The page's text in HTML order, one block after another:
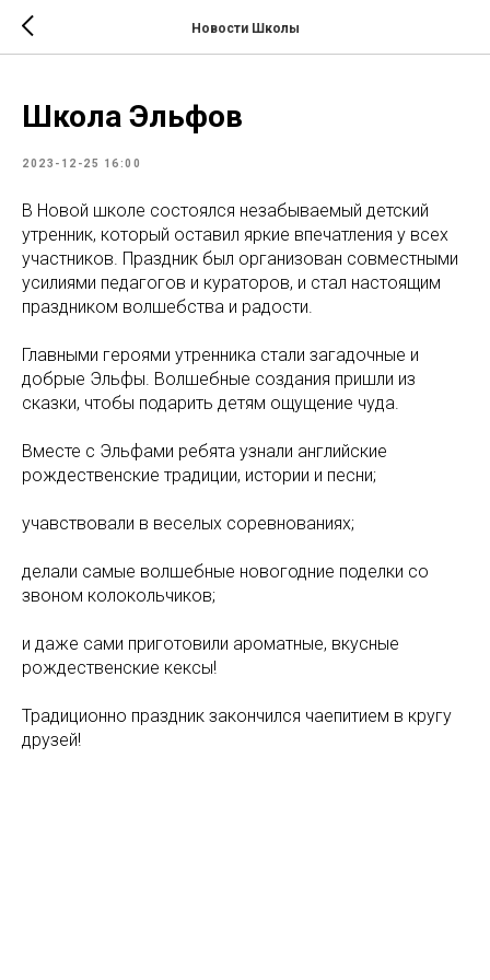
Новости Школы
Школа Эльфов
2023-12-25 16:00
В Новой школе состоялся незабываемый детский
утренник, который оставил яркие впечатления у всех
участников. Праздник был организован совместными
усилиями педагогов и кураторов, и стал настоящим
праздником волшебства и радости.
Главными героями утренника стали загадочные и
добрые Эльфы. Волшебные создания пришли из
сказки, чтобы подарить детям ощущение чуда.
Вместе с Эльфами ребята узнали английские
рождественские традиции, истории и песни;
учавствовали в веселых соревнованиях;
делали самые волшебные новогодние поделки со
звоном колокольчиков;
и даже сами приготовили ароматные, вкусные
рождественские кексы!
Традиционно праздник закончился чаепитием в кругу
друзей!